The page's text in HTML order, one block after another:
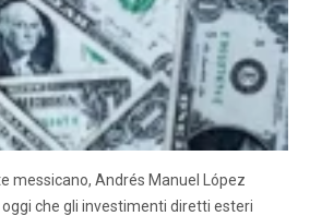
messicano, Andrés Manuel López
che gli investimenti diretti esteri